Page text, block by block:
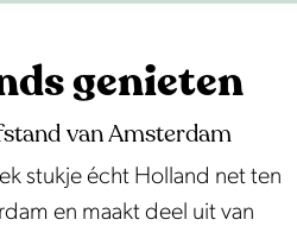
genieten
van Amsterdam
stukje écht Holland net ten
en maakt deel uit van